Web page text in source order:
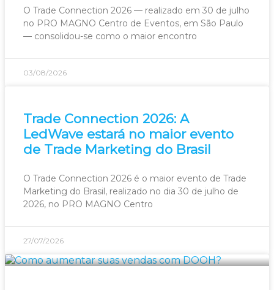
O Trade Connection 2026 — realizado em 30 de julho
no PRO MAGNO Centro de Eventos, em São Paulo
— consolidou-se como o maior encontro
03/08/2026
Trade Connection 2026: A
LedWave estará no maior evento
de Trade Marketing do Brasil
O Trade Connection 2026 é o maior evento de Trade
Marketing do Brasil, realizado no dia 30 de julho de
2026, no PRO MAGNO Centro
27/07/2026